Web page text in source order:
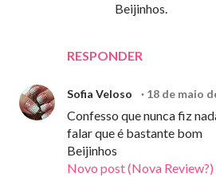
RESPONDER
Beijinhos.
Sofia Veloso 18 de maio
Confesso que nunca fiz
falar que é bastante bom
Beijinhos
Novo post (Nova Review?)